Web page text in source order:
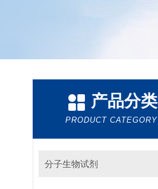
产品分类
PRODUCT CATEGORY
分子生物试剂